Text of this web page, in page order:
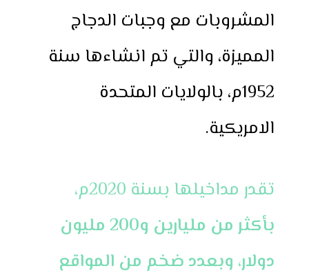
المشروبات مع وجبات الدجاج
المميزة، والتي تم انشاءها سنة
1952م، بالولايات المتحدة
الامريكية.
تقدر مداخيلها بسنة 2020م،
بأكثر من مليارين و200 مليون
دولار، وبعدد ضخم من المواقع